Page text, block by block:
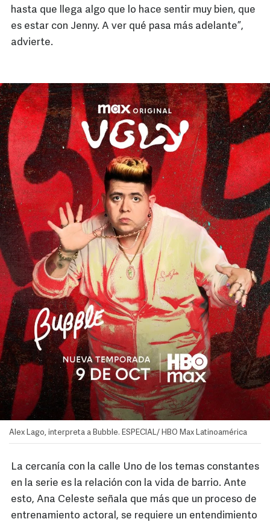
hasta que llega algo que lo hace sentir muy bien, que
es estar con Jenny. A ver qué pasa más adelante”,
advierte.
Alex Lago, interpreta a Bubble. ESPECIAL/ HBO Max Latinoamérica
La cercanía con la calle Uno de los temas constantes
en la serie es la relación con la vida de barrio. Ante
esto, Ana Celeste señala que más que un proceso de
entrenamiento actoral, se requiere un entendimiento